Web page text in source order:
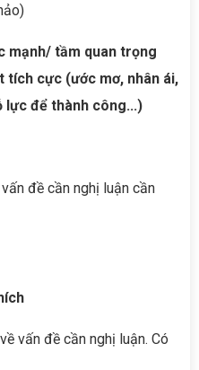
mạnh/ tầm quan trọng
tích cực (ước mơ, nhân ái,
lực để thành công...)
đề cần nghị luận cần
vấn đề cần nghị luận. Có